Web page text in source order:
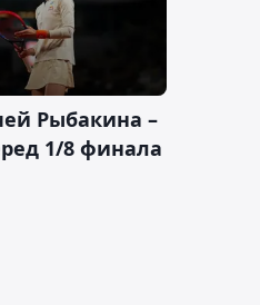
Рыбакина –
1/8 финала